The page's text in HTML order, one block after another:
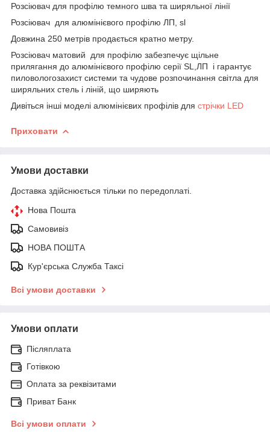
Розсіювач для профілю темного шва та ширяльної лінії
Розсіювач для алюмінієвого профілю ЛП, sl
Довжина 250 метрів продається кратно метру.
Розсіювач матовий для профілю забезпечує щільне
прилягання до алюмінієвого профілю серії SL,ЛП і гарантує
пиловологозахист системи та чудове розпочинання світла для
ширяльних стель і ліній, що ширяють
Дивіться інші моделі алюмінієвих профілів для стрічки LED
Приховати
Умови доставки
Доставка здійснюється тільки по передоплаті.
Нова Пошта
Самовивіз
НОВА ПОШТА
Кур'єрська Служба Таксі
Всі умови доставки
Умови оплати
Післяплата
Готівкою
Оплата за реквізитами
Приват Банк
Всі умови оплати